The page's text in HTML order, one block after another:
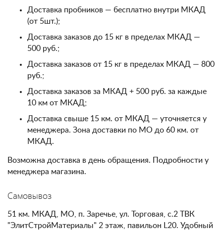
Доставка пробников — бесплатно внутри МКАД
(от 5шт.);
Доставка заказов до 15 кг в пределах МКАД —
500 руб.;
Доставка заказов от 15 кг в пределах МКАД — 800
руб.;
Доставка заказов за МКАД + 500 руб. за каждые
10 км от МКАД;
Доставка свыше 15 км. от МКАД — уточняется у
менеджера. Зона доставки по МО до 60 км. от
МКАД.
Возможна доставка в день обращения. Подробности у
менеджера магазина.
Самовывоз
51 км. МКАД, МО, п. Заречье, ул. Торговая, с.2 ТВК
"ЭлитСтройМатериалы" 2 этаж, павильон L20. Удобный